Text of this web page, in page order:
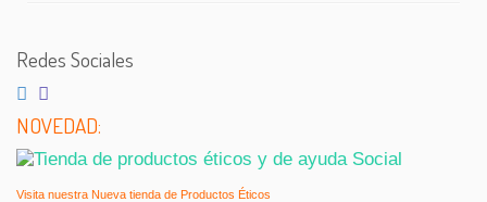
Redes Sociales
NOVEDAD:
Visita nuestra Nueva tienda de Productos Éticos